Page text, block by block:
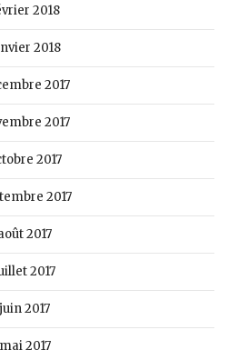
2018
2018
2017
2017
2017
2017
2017
2017
juin 2017
mai 2017